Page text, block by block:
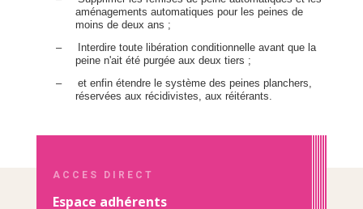
aménagements automatiques pour les peines de
moins de deux ans ;
–
Interdire toute libération conditionnelle avant que la
peine n'ait été purgée aux deux tiers ;
–
et enfin étendre le système des peines planchers,
réservées aux récidivistes, aux réitérants.
ACCES DIRECT
Espace adhérents